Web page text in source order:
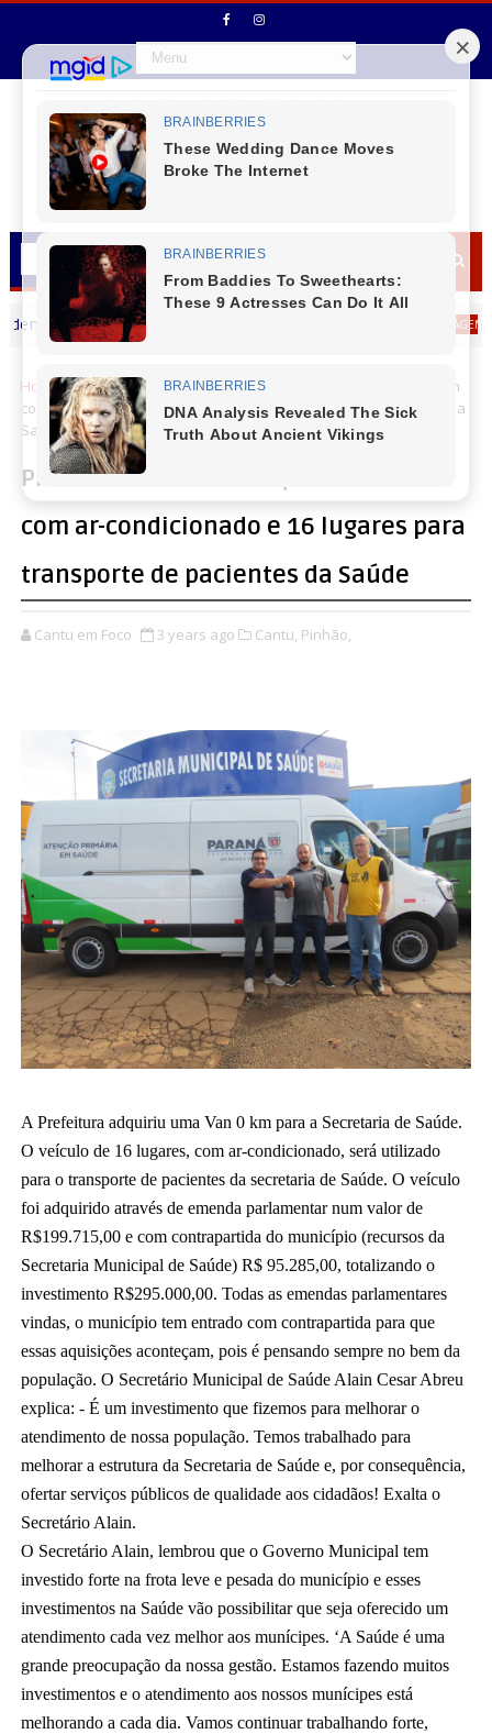
Moraes (Bico) deseja um Feliz dia dos Pais MENSAGEM DIA DOS
Home Cantu Pinhão
Pinhão - Prefeitura adquire Van 0 Km
com ar-condicionado e 16 lugares para transporte de pacientes da
Saúde
Pinhão - Prefeitura adquire Van 0 Km
com ar-condicionado e 16 lugares para
transporte de pacientes da Saúde
Cantu em Foco 3 years ago Cantu, Pinhão,
A Prefeitura adquiriu uma Van 0 km para a Secretaria de Saúde.
O veículo de 16 lugares, com ar-condicionado, será utilizado
para o transporte de pacientes da secretaria de Saúde. O veículo
foi adquirido através de emenda parlamentar num valor de
R$199.715,00 e com contrapartida do município (recursos da
Secretaria Municipal de Saúde) R$ 95.285,00, totalizando o
investimento R$295.000,00. Todas as emendas parlamentares
vindas, o município tem entrado com contrapartida para que
essas aquisições aconteçam, pois é pensando sempre no bem da
população. O Secretário Municipal de Saúde Alain Cesar Abreu
explica: - É um investimento que fizemos para melhorar o
atendimento de nossa população. Temos trabalhado para
melhorar a estrutura da Secretaria de Saúde e, por consequência,
ofertar serviços públicos de qualidade aos cidadãos! Exalta o
Secretário Alain.
O Secretário Alain, lembrou que o Governo Municipal tem
investido forte na frota leve e pesada do município e esses
investimentos na Saúde vão possibilitar que seja oferecido um
atendimento cada vez melhor aos munícipes. ‘A Saúde é uma
grande preocupação da nossa gestão. Estamos fazendo muitos
investimentos e o atendimento aos nossos munícipes está
melhorando a cada dia. Vamos continuar trabalhando forte,